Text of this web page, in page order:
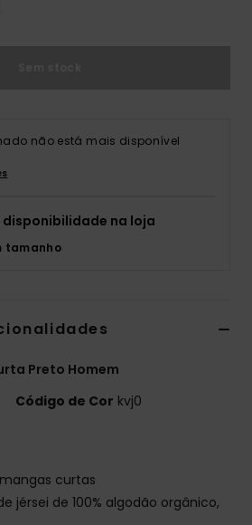
não está mais disponível
disponibilidade na loja
tamanho
Preto Homem
Código de Cor kvj0
curtas
jérsei de 100% algodão orgânico,